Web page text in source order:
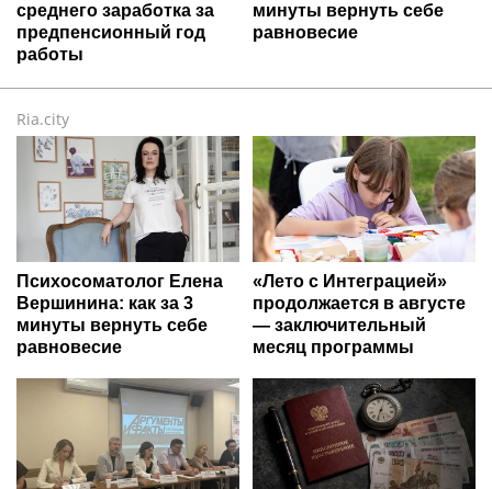
среднего заработка за
предпенсионный год
работы
минуты вернуть себе
равновесие
Ria.city
Психосоматолог Елена
Вершинина: как за 3
минуты вернуть себе
равновесие
«Лето с Интеграцией»
продолжается в августе
— заключительный
месяц программы